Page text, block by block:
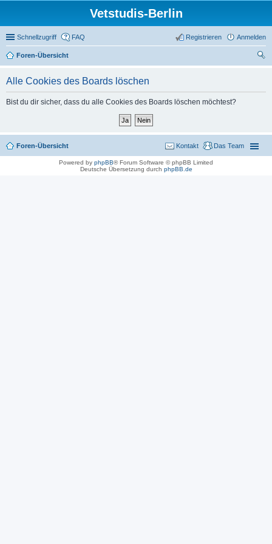
Vetstudis-Berlin
Schnellzugriff FAQ Anmelden
Registrieren
Foren-Übersicht
Alle Cookies des Boards löschen
Bist du dir sicher, dass du alle Cookies des Boards löschen möchtest?
Foren-Übersicht Das Team
Kontakt
Powered by phpBB® Forum Software © phpBB Limited
Deutsche Übersetzung durch phpBB.de